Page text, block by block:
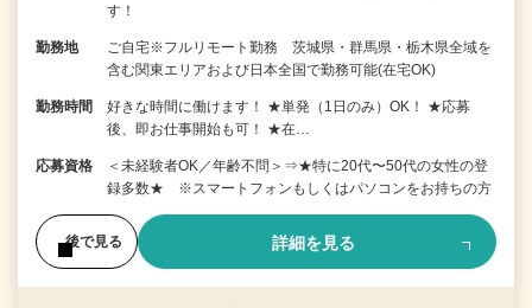
す！
勤務地
ご自宅※フルリモート勤務 茨城県・群馬県・栃木県全域を
含む関東エリアおよび日本全国で勤務可能(在宅OK)
勤務時間
好きな時間に働けます！ ★単発（1日のみ）OK！ ★応募
後、即お仕事開始も可！ ★在…
応募資格
＜未経験者OK／年齢不問＞⇒★特に20代〜50代の女性の登
録多数★ ※スマートフォンもしくはパソコンをお持ちの方
後で見る 詳細を見る